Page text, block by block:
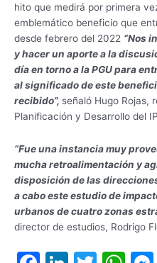
hito que medirá por primera
emblemático beneficio que
desde febrero del 2022 “Nos
y hacer un aporte a la
día en torno a la PGU para
al significado de este
recibido”, señaló Hugo Rojas,
Planificación y Desarrollo del
“Fue una instancia muy
mucha retroalimentación y
disposición de las
a cabo este estudio de
urbanos de cuatro zonas
director de estudios, Rodrigo